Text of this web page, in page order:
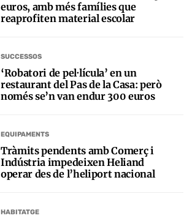
euros, amb més famílies que
reaprofiten material escolar
SUCCESSOS
‘Robatori de pel·lícula’ en un
restaurant del Pas de la Casa: però
només se’n van endur 300 euros
EQUIPAMENTS
Tràmits pendents amb Comerç i
Indústria impedeixen Heliand
operar des de l’heliport nacional
HABITATGE